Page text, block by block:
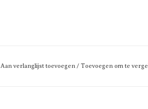
Aan verlanglijst toevoegen / Toevoegen om te